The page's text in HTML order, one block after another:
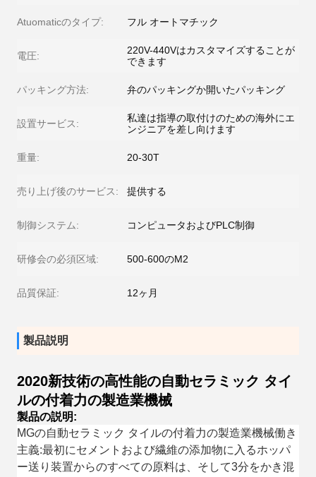
Atuomaticのタイプ: フル オートマチック
電圧:
220V-440Vはカスタマイズすることが
できます
パッキング方法: 弁のパッキングか開いたパッキング
設置サービス:
私達は指導の取付けのための海外にエ
ンジニアを差し向けます
重量: 20-30T
売り上げ後のサービス: 提供する
制御システム: コンピュータおよびPLC制御
研修会の必須区域: 500-600のM2
品質保証: 12ヶ月
製品説明
2020新技術の高性能の自動セラミック タイ
ルの付着力の製造業機械
製品の説明:
MGの自動セラミック タイルの付着力の製造業機械働き
主義:最初にセメントおよび繊維の添加物に入るホッパ
ー送り装置からのすべての原料は、そして3分をかき混